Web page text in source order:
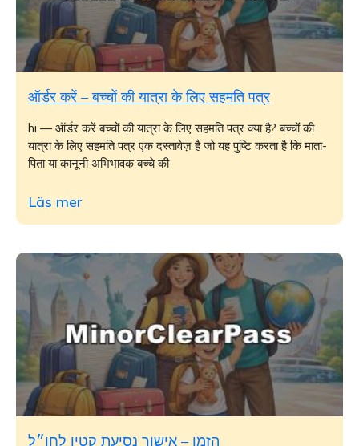
ऑर्डर करें – बच्चों की यात्रा के लिए सहमति पत्र
hi — ऑर्डर करें बच्चों की यात्रा के लिए सहमति पत्र क्या है? बच्चों की
यात्रा के लिए सहमति पत्र एक दस्तावेज़ है जो यह पुष्टि करता है कि माता-
पिता या कानूनी अभिभावक बच्चे की
Läs mer
הזמן – אישור נסיעת קטין לחו״ל